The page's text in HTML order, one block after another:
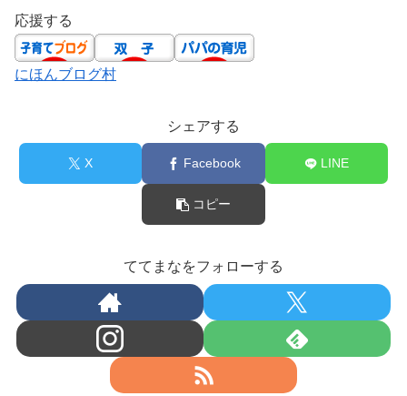
応援する
にほんブログ村
シェアする
X Facebook LINE
コピー
ててまなをフォローする